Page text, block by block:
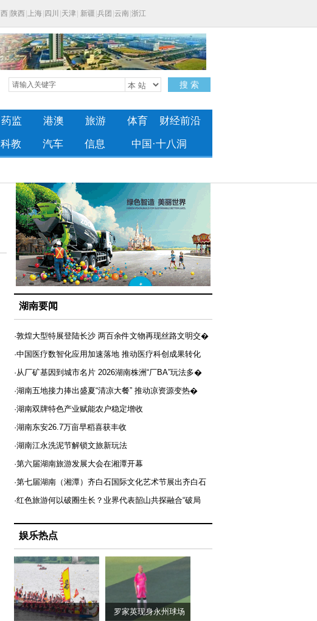
湖南要闻
·敦煌大型特展登陆长沙 两百余件文物再现丝路文明交�
·中国医疗数智化应用加速落地 推动医疗科创成果转化
·从厂矿基因到城市名片 2026湖南株洲“厂BA”玩法多�
·湖南五地接力捧出盛夏“清凉大餐” 推动凉资源变热�
·湖南双牌特色产业赋能农户稳定增收
·湖南东安26.7万亩早稻喜获丰收
·湖南江永洗泥节解锁文旅新玩法
·第六届湖南旅游发展大会在湘潭开幕
·第七届湖南（湘潭）齐白石国际文化艺术节展出齐白石
·红色旅游何以破圈生长？业界代表韶山共探融合“破局
娱乐热点
罗家英现身永州球场